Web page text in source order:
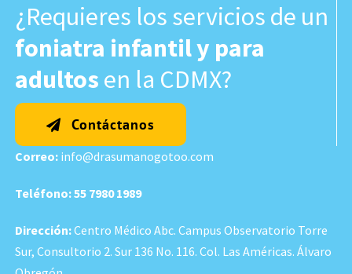
¿Requieres los servicios de un
foniatra infantil y para
adultos en la CDMX?
Contáctanos
Correo: info@drasumanogotoo.com
Teléfono:55 7980 1989
Dirección:Centro Médico Abc. Campus Observatorio Torre
Sur, Consultorio 2. Sur 136 No. 116. Col. Las Américas. Álvaro